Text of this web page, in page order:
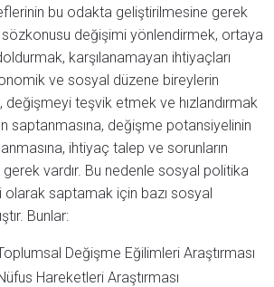
bu odakta geliştirilmesine gerek
sözkonusu değişimi yönlendirmek, ortaya
karşılanamayan ihtiyaçları
ve sosyal düzene bireylerin
değişmeyi teşvik etmek ve hızlandırmak
saptanmasına, değişme potansiyelinin
ihtiyaç talep ve sorunların
vardır. Bu nedenle sosyal politika
saptamak için bazı sosyal
Bunlar:
Değişme Eğilimleri Araştırması
Hareketleri Araştırması